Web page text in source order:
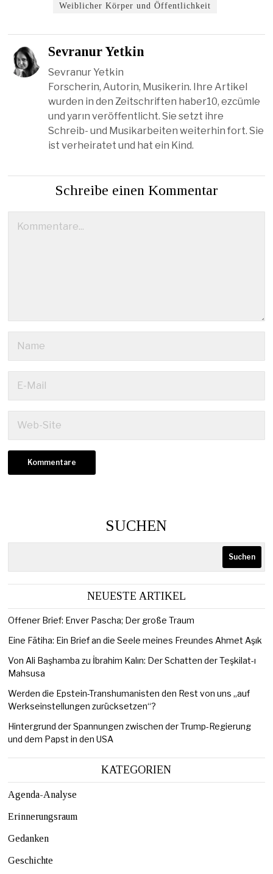
Weiblicher Körper und Öffentlichkeit
Sevranur Yetkin
Sevranur Yetkin
Forscherin, Autorin, Musikerin. Ihre Artikel
wurden in den Zeitschriften haber10, ezcümle
und yarın veröffentlicht. Sie setzt ihre
Schreib- und Musikarbeiten weiterhin fort. Sie
ist verheiratet und hat ein Kind.
Schreibe einen Kommentar
SUCHEN
Suchen
NEUESTE ARTIKEL
Offener Brief: Enver Pascha; Der große Traum
Eine Fātiha: Ein Brief an die Seele meines Freundes Ahmet Aşık
Von Ali Başhamba zu İbrahim Kalın: Der Schatten der Teşkilat-ı
Mahsusa
Werden die Epstein-Transhumanisten den Rest von uns „auf
Werkseinstellungen zurücksetzen“?
Hintergrund der Spannungen zwischen der Trump-Regierung
und dem Papst in den USA
KATEGORIEN
Agenda-Analyse
Erinnerungsraum
Gedanken
Geschichte